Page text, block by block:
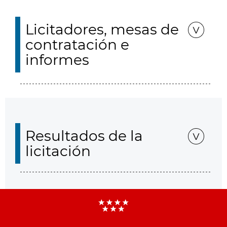
Licitadores, mesas de
contratación e
informes
Resultados de la
licitación